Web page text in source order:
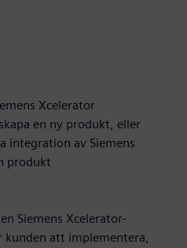
Xcelerator
en ny produkt, eller
integration av Siemens
produkt
Siemens Xcelerator-
att implementera,